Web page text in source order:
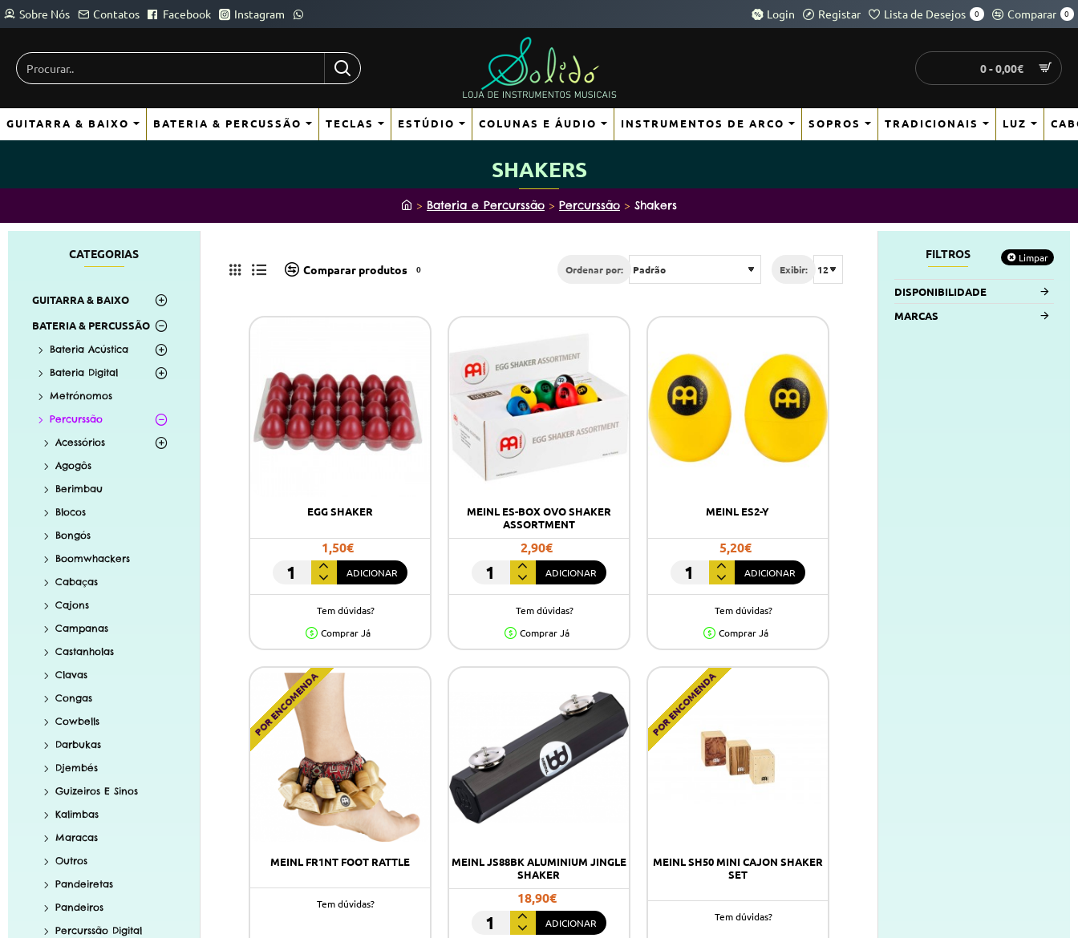
Sobre Nós Contatos Facebook Instagram Login Registar Lista de Desejos 0 Comparar 0
Procurar.. 0 - 0,00€
GUITARRA & BAIXO BATERIA & PERCUSSÃO TECLAS ESTÚDIO COLUNAS E ÁUDIO INSTRUMENTOS DE ARCO SOPROS TRADICIONAIS LUZ
SHAKERS
h
o
Bateria e Percurssão Percurssão Shakers
CATEGORIAS
GUITARRA & BAIXO
BATERIA & PERCUSSÃO
Bateria Acústica
Bateria Digital
Metrónomos
Percurssão
Acessórios
Agogôs
Berimbau
Blocos
Bongós
Boomwhackers
Cabaças
Cajons
Campanas
Castanholas
Clavas
Congas
Cowbells
Darbukas
Djembés
Guizeiros E Sinos
Kalimbas
Maracas
Outros
Pandeiretas
Pandeiros
Percurssão Digital
Comparar produtos 0 Ordenar por: Exibir:
EGG SHAKER
1,50€
Egg
Shaker
ADICIONAR
Tem dúvidas?
Comprar Já
MEINL ES-BOX OVO SHAKER
ASSORTMENT
2,90€
MEINL
ES-
SHAKER
ASSORTMENT
ADICIONAR
Tem dúvidas?
Comprar Já
MEINL ES2-Y
5,20€
MEINL
ES2-
ADICIONAR
Tem dúvidas?
Comprar Já
POR ENCOMENDA
MEINL FR1NT FOOT RATTLE
Tem dúvidas?
MEINL JS88BK ALUMINIUM JINGLE
SHAKER
18,90€
MEINL
ADICIONAR
POR ENCOMENDA
MEINL SH50 MINI CAJON SHAKER
SET
Tem dúvidas?
FILTROS Limpar
DISPONIBILIDADE
MARCAS